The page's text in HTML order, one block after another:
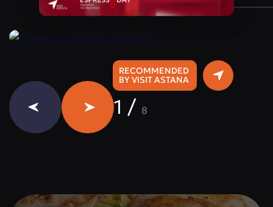
RECOMMENDED
BY VISIT ASTANA
Instagram:@qazaq.gourmet
1 / 8